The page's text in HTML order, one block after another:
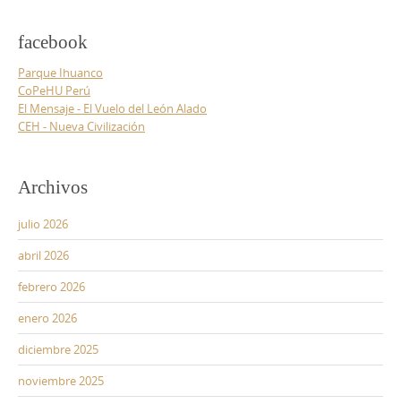
facebook
Parque Ihuanco
CoPeHU Perú
El Mensaje - El Vuelo del León Alado
CEH - Nueva Civilización
Archivos
julio 2026
abril 2026
febrero 2026
enero 2026
diciembre 2025
noviembre 2025